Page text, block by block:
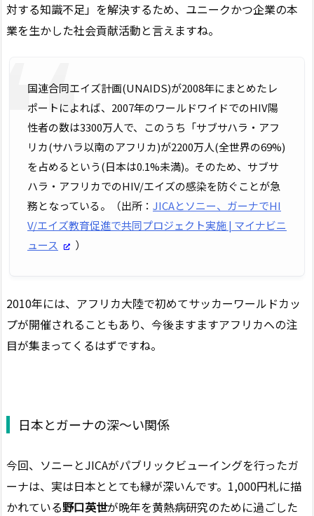
対する知識不足」を解決するため、ユニークかつ企業の本
業を生かした社会貢献活動と言えますね。
国連合同エイズ計画(UNAIDS)が2008年にまとめたレ
ポートによれば、2007年のワールドワイドでのHIV陽
性者の数は3300万人で、このうち「サブサハラ・アフ
リカ(サハラ以南のアフリカ)が2200万人(全世界の69%)
を占めるという(日本は0.1%未満)。そのため、サブサ
ハラ・アフリカでのHIV/エイズの感染を防ぐことが急
務となっている。（出所： JICAとソニー、ガーナでHI
V/エイズ教育促進で共同プロジェクト実施 | マイナビニ
ュース
）
2010年には、アフリカ大陸で初めてサッカーワールドカッ
プが開催されることもあり、今後ますますアフリカへの注
目が集まってくるはずですね。
日本とガーナの深～い関係
今回、ソニーとJICAがパブリックビューイングを行ったガ
ーナは、実は日本ととても縁が深いんです。1,000円札に描
かれている野口英世が晩年を黄熱病研究のために過ごした